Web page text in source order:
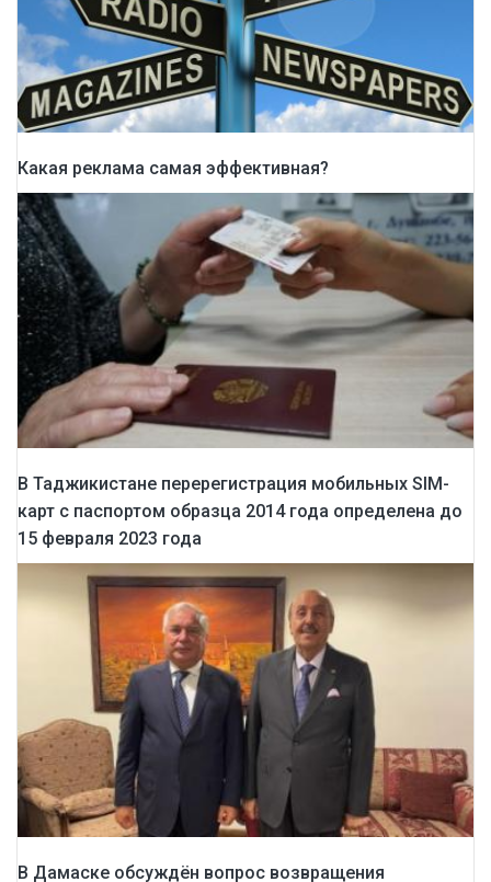
Какая реклама самая эффективная?
В Таджикистане перерегистрация мобильных SIM-
карт с паспортом образца 2014 года определена до
15 февраля 2023 года
В Дамаске обсуждён вопрос возвращения